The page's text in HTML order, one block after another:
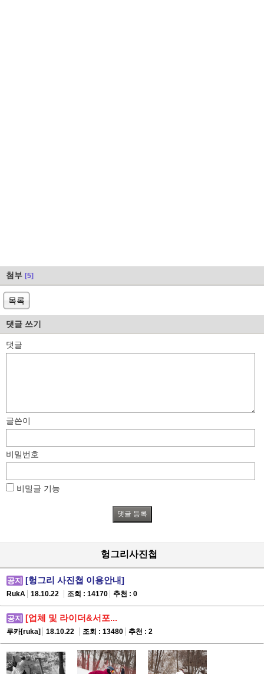
첨부 [5]
목록
댓글 쓰기
댓글
글쓴이
비밀번호
비밀글 기능
헝그리사진첩
공지 [헝그리 사진첩 이용안내]
RukA 18.10.22 조회 : 14170 추천 : 0
공지 [업체 및 라이더&서포...
루카[ruka] 18.10.22 조회 : 13480 추천 : 2